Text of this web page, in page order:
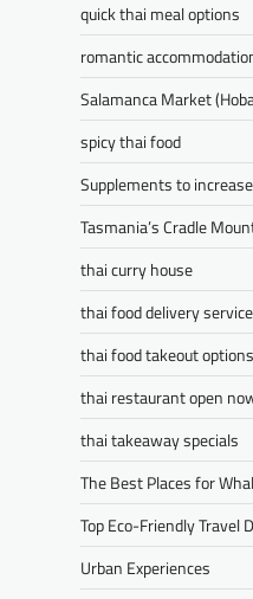
quick thai meal options
romantic
Salamanca Market
spicy thai food
Supplements to
Tasmania’s Cradle
thai curry house
thai food delivery service
thai food takeout options
thai restaurant open
thai takeaway specials
The Best Places for
Top Eco-Friendly Travel
Urban Experiences